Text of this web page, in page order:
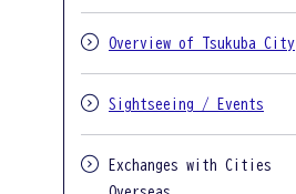
Overview of Tsukuba City
Sightseeing / Events
Exchanges with Cities